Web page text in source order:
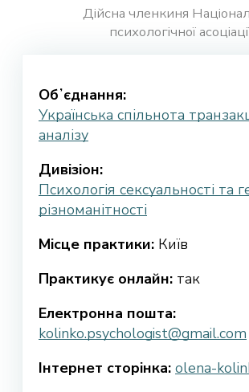
Дійсна членкиня
психологічної
Обʼєднання:
Українська спільнота
аналізу
Дивізіон:
Психологія сексуальності та
різноманітності
Місце практики: Київ
Практикує онлайн: так
Електронна пошта:
kolinko.psychologist@gmail.com
Інтернет сторінка: olena-